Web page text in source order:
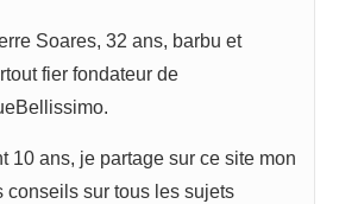
Soares, 32 ans, barbu et
fier fondateur de
10 ans, je partage sur ce site mon
conseils sur tous les sujets